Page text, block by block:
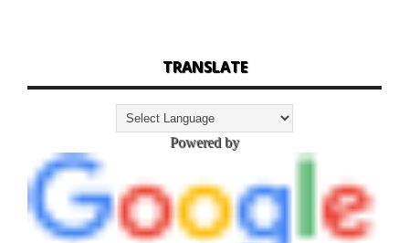
TRANSLATE
Powered by